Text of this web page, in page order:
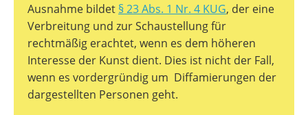
Ausnahme bildet § 23 Abs. 1 Nr. 4 KUG, der eine
Verbreitung und zur Schaustellung für
rechtmäßig erachtet, wenn es dem höheren
Interesse der Kunst dient. Dies ist nicht der Fall,
wenn es vordergründig um Diffamierungen der
dargestellten Personen geht.